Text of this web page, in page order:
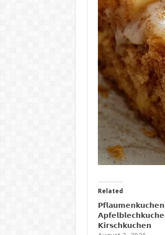
Related
𝗞𝗶𝗿𝘀𝗰𝗵𝗸𝘂𝗰𝗵𝗲𝗻